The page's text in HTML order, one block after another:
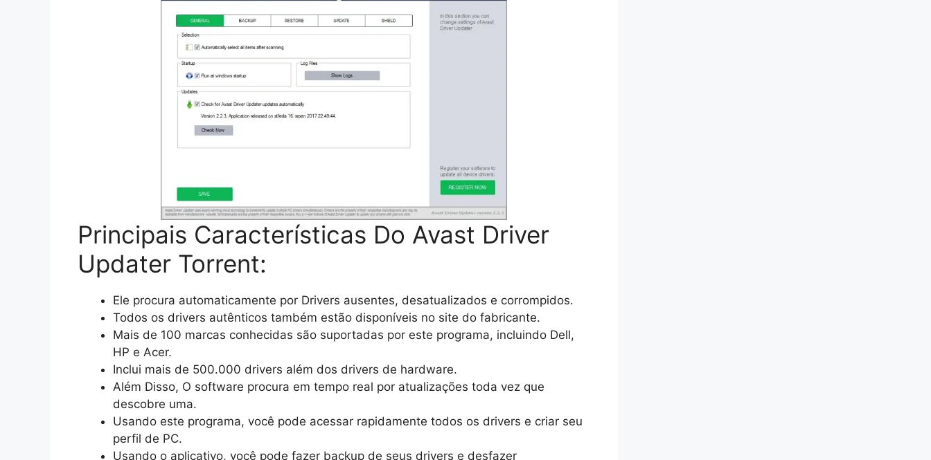
Principais Características Do Avast Driver
Updater Torrent:
Ele procura automaticamente por Drivers ausentes, desatualizados e corrompidos.
Todos os drivers autênticos também estão disponíveis no site do fabricante.
Mais de 100 marcas conhecidas são suportadas por este programa, incluindo Dell,
HP e Acer.
Inclui mais de 500.000 drivers além dos drivers de hardware.
Além Disso, O software procura em tempo real por atualizações toda vez que
descobre uma.
Usando este programa, você pode acessar rapidamente todos os drivers e criar seu
perfil de PC.
Usando o aplicativo, você pode fazer backup de seus drivers e desfazer